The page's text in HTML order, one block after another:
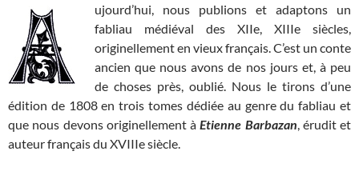
ujourd’hui, nous publions et adaptons un
fabliau médiéval des XIIe, XIIIe siècles,
originellement en vieux français. C’est un conte
ancien que nous avons de nos jours et, à peu
de choses près, oublié. Nous le tirons d’une
édition de 1808 en trois tomes dédiée au genre du fabliau et
que nous devons originellement àEtienne Barbazan , érudit et
auteur français du XVIIIe siècle.